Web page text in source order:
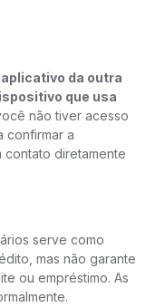
da outra
que usa
não tiver acesso
confirmar a
contato diretamente
serve como
mas não garante
ou empréstimo. As